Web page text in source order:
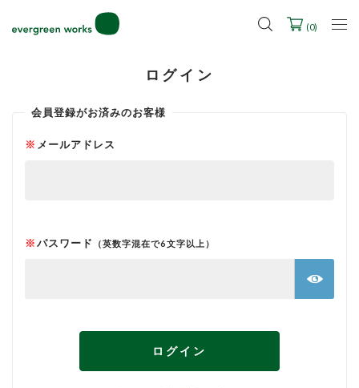
(0)
ログイン
会員登録がお済みのお客様
メールアドレス
パスワード
ログイン